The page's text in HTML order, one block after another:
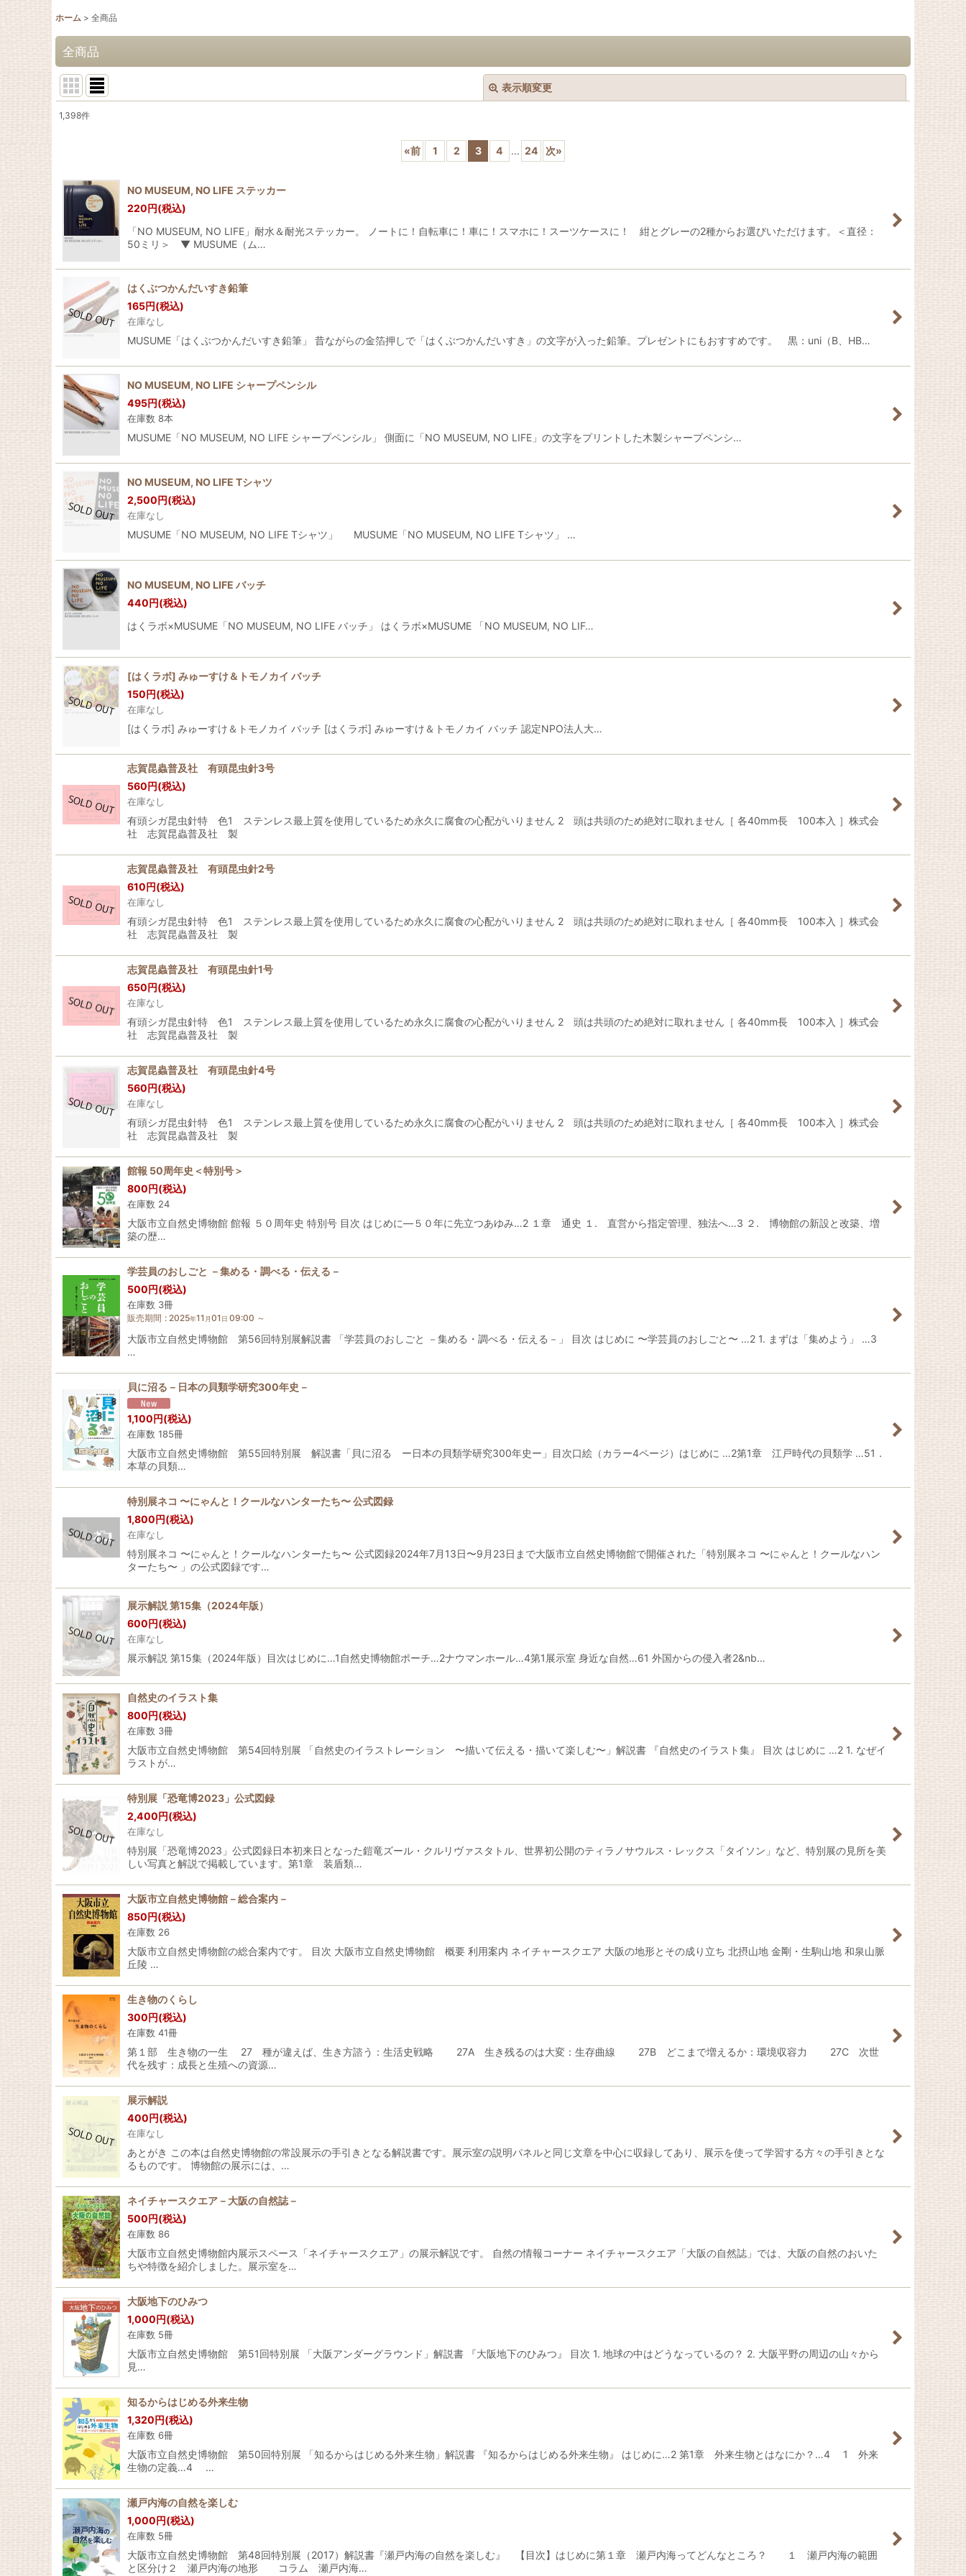
ホーム > 全商品
全商品
表示順変更
1,398件
«前 1 2 3 4 ... 24 次»
NO MUSEUM, NO LIFE ステッカー
220円(税込)
「NO MUSEUM, NO LIFE」耐水＆耐光ステッカー。 ノートに！自転車に！車に！スマホに！スーツケースに！ 紺とグレーの2種からお選びいただけます。＜直径：
50ミリ＞ ▼ MUSUME（ム…
はくぶつかんだいすき鉛筆
165円(税込)
在庫なし
MUSUME「はくぶつかんだいすき鉛筆」 昔ながらの金箔押しで「はくぶつかんだいすき」の文字が入った鉛筆。プレゼントにもおすすめです。 黒：uni（B、HB…
NO MUSEUM, NO LIFE シャープペンシル
495円(税込)
在庫数 8本
MUSUME「NO MUSEUM, NO LIFE シャープペンシル」 側面に「NO MUSEUM, NO LIFE」の文字をプリントした木製シャープペンシ…
NO MUSEUM, NO LIFE Tシャツ
2,500円(税込)
在庫なし
MUSUME「NO MUSEUM, NO LIFE Tシャツ」 MUSUME「NO MUSEUM, NO LIFE Tシャツ」 …
NO MUSEUM, NO LIFE バッチ
440円(税込)
はくラボ×MUSUME「NO MUSEUM, NO LIFE バッチ」 はくラボ×MUSUME 「NO MUSEUM, NO LIF…
[はくラボ] みゅーすけ＆トモノカイ バッチ
150円(税込)
在庫なし
[はくラボ] みゅーすけ＆トモノカイ バッチ [はくラボ] みゅーすけ＆トモノカイ バッチ 認定NPO法人大…
志賀昆蟲普及社 有頭昆虫針3号
560円(税込)
在庫なし
有頭シガ昆虫針特 色1 ステンレス最上質を使用しているため永久に腐食の心配がいりません 2 頭は共頭のため絶対に取れません［ 各40mm長 100本入 ］株式会
社 志賀昆蟲普及社 製
志賀昆蟲普及社 有頭昆虫針2号
610円(税込)
在庫なし
有頭シガ昆虫針特 色1 ステンレス最上質を使用しているため永久に腐食の心配がいりません 2 頭は共頭のため絶対に取れません［ 各40mm長 100本入 ］株式会
社 志賀昆蟲普及社 製
志賀昆蟲普及社 有頭昆虫針1号
650円(税込)
在庫なし
有頭シガ昆虫針特 色1 ステンレス最上質を使用しているため永久に腐食の心配がいりません 2 頭は共頭のため絶対に取れません［ 各40mm長 100本入 ］株式会
社 志賀昆蟲普及社 製
志賀昆蟲普及社 有頭昆虫針4号
560円(税込)
在庫なし
有頭シガ昆虫針特 色1 ステンレス最上質を使用しているため永久に腐食の心配がいりません 2 頭は共頭のため絶対に取れません［ 各40mm長 100本入 ］株式会
社 志賀昆蟲普及社 製
館報 50周年史＜特別号＞
800円(税込)
在庫数 24
大阪市立自然史博物館 館報 ５０周年史 特別号 目次 はじめに―５０年に先立つあゆみ…2 １章 通史 １. 直営から指定管理、独法へ…3 ２. 博物館の新設と改築、増
築の歴…
学芸員のおしごと －集める・調べる・伝える－
500円(税込)
在庫数 3冊
販売期間 : 2025年11 月01 日 09:00 ～
大阪市立自然史博物館 第56回特別展解説書 「学芸員のおしごと －集める・調べる・伝える－」 目次 はじめに 〜学芸員のおしごと〜 …2 1. まずは「集めよう」 …3
…
貝に沼る－日本の貝類学研究300年史－
1,100円(税込)
在庫数 185冊
大阪市立自然史博物館 第55回特別展 解説書「貝に沼る ー日本の貝類学研究300年史ー」目次口絵（カラー4ページ）はじめに …2第1章 江戸時代の貝類学 …51．
本草の貝類…
特別展ネコ 〜にゃんと！クールなハンターたち〜 公式図録
1,800円(税込)
在庫なし
特別展ネコ 〜にゃんと！クールなハンターたち〜 公式図録2024年7月13日〜9月23日まで大阪市立自然史博物館で開催された「特別展ネコ 〜にゃんと！クールなハン
ターたち〜 」の公式図録です…
展示解説 第15集（2024年版）
600円(税込)
在庫なし
展示解説 第15集（2024年版）目次はじめに…1自然史博物館ポーチ…2ナウマンホール…4第1展示室 身近な自然…61 外国からの侵入者2&nb…
自然史のイラスト集
800円(税込)
在庫数 3冊
大阪市立自然史博物館 第54回特別展 「自然史のイラストレーション 〜描いて伝える・描いて楽しむ〜」解説書 『自然史のイラスト集』 目次 はじめに …2 1. なぜイ
ラストが…
特別展「恐竜博2023」公式図録
2,400円(税込)
在庫なし
特別展「恐竜博2023」公式図録日本初来日となった鎧竜ズール・クルリヴァスタトル、世界初公開のティラノサウルス・レックス「タイソン」など、特別展の見所を美
しい写真と解説で掲載しています。第1章 装盾類…
大阪市立自然史博物館－総合案内－
850円(税込)
在庫数 26
大阪市立自然史博物館の総合案内です。 目次 大阪市立自然史博物館 概要 利用案内 ネイチャースクエア 大阪の地形とその成り立ち 北摂山地 金剛・生駒山地 和泉山脈
丘陵 …
生き物のくらし
300円(税込)
在庫数 41冊
第１部 生き物の一生 27 種が違えば、生き方諮う：生活史戦略 27A 生き残るのは大変：生存曲線 27B どこまで増えるか：環境収容力 27C 次世
代を残す：成長と生殖への資源…
展示解説
400円(税込)
在庫なし
あとがき この本は自然史博物館の常設展示の手引きとなる解説書です。展示室の説明パネルと同じ文章を中心に収録してあり、展示を使って学習する方々の手引きとな
るものです。 博物館の展示には、…
ネイチャースクエア－大阪の自然誌－
500円(税込)
在庫数 86
大阪市立自然史博物館内展示スペース「ネイチャースクエア」の展示解説です。 自然の情報コーナー ネイチャースクエア「大阪の自然誌」では、大阪の自然のおいた
ちや特徴を紹介しました。展示室を…
大阪地下のひみつ
1,000円(税込)
在庫数 5冊
大阪市立自然史博物館 第51回特別展 「大阪アンダーグラウンド」解説書 『大阪地下のひみつ』 目次 1. 地球の中はどうなっているの？ 2. 大阪平野の周辺の山々から
見…
知るからはじめる外来生物
1,320円(税込)
在庫数 6冊
大阪市立自然史博物館 第50回特別展 「知るからはじめる外来生物」解説書 『知るからはじめる外来生物』 はじめに…2 第1章 外来生物とはなにか？…4 1 外来
生物の定義…4 …
瀬戸内海の自然を楽しむ
1,000円(税込)
在庫数 5冊
大阪市立自然史博物館 第48回特別展（2017）解説書『瀬戸内海の自然を楽しむ』 【目次】はじめに第１章 瀬戸内海ってどんなところ？ １ 瀬戸内海の範囲
と区分け２ 瀬戸内海の地形 コラム 瀬戸内海…